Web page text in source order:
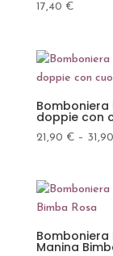
17,40 €
doppie con
21,90 € – 31,90
Bomboniera
Manina